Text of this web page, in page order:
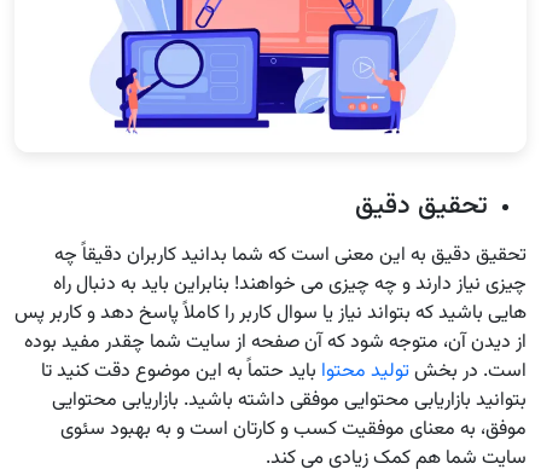
تحقیق دقیق
تحقیق دقیق به این معنی است که شما بدانید کاربران دقیقاً چه
چیزی نیاز دارند و چه چیزی می خواهند! بنابراین باید به دنبال راه
هایی باشید که بتواند نیاز یا سوال کاربر را کاملاً پاسخ دهد و کاربر پس
از دیدن آن، متوجه شود که آن صفحه از سایت شما چقدر مفید بوده
است. در بخشتولید محتوا باید حتماً به این موضوع دقت کنید تا
بتوانید بازاریابی محتوایی موفقی داشته باشید. بازاریابی محتوایی
موفق، به معنای موفقیت کسب و کارتان است و به بهبود سئوی
سایت شما هم کمک زیادی می کند.